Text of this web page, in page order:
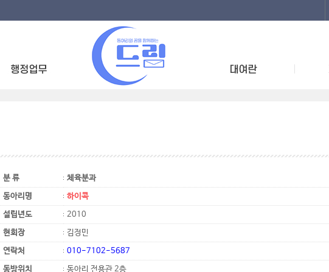
분 류
체육분과
동아리명
하이콕
설립년도
2010
현회장
김정민
연락처
010-7102-5687
동방위치
동아리 전용관 2층